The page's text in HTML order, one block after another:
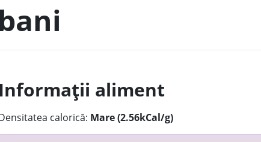
Informații aliment
calorică: Mare (2.56kCal/g)